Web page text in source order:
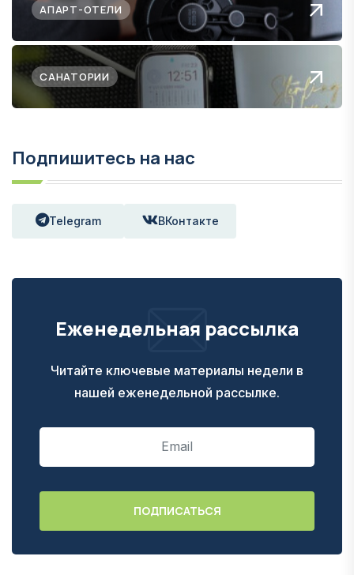
АПАРТ-ОТЕЛИ
САНАТОРИИ
Подпишитесь на нас
Telegram ВКонтакте
Еженедельная рассылка
Читайте ключевые материалы недели в
нашей еженедельной рассылке.